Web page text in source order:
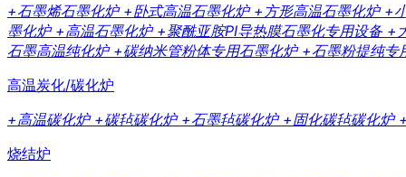
+石墨烯石墨化炉 +卧式高温石墨化炉 +方形高温石墨化炉 +
墨化炉 +高温石墨化炉 +聚酰亚胺PI导热膜石墨化专用设备 +
石墨高温纯化炉 +碳纳米管粉体专用石墨化炉 +石墨粉提纯专
高温炭化/碳化炉
+高温碳化炉 +碳毡碳化炉 +石墨毡碳化炉 +固化碳毡碳化炉
烧结炉